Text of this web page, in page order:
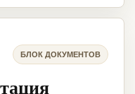
БЛОК ДОКУМЕНТОВ